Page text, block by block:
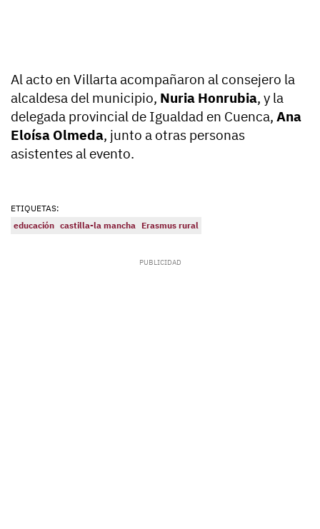
Al acto en Villarta acompañaron al consejero la
alcaldesa del municipio, Nuria Honrubia, y la
delegada provincial de Igualdad en Cuenca, Ana
Eloísa Olmeda, junto a otras personas
asistentes al evento.
ETIQUETAS:
educación castilla-la mancha Erasmus rural